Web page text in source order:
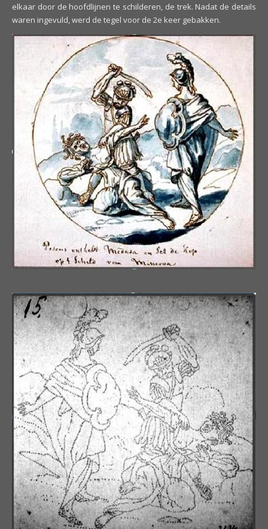
elkaar door de hoofdlijnen te schilderen, de trek. Nadat de details
waren ingevuld, werd de tegel voor de 2e keer gebakken.